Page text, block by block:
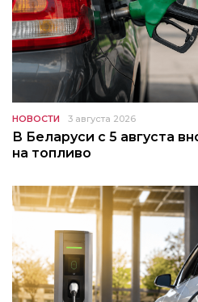
НОВОСТИ 3 августа 2026
В Беларуси с 5 августа
на топливо